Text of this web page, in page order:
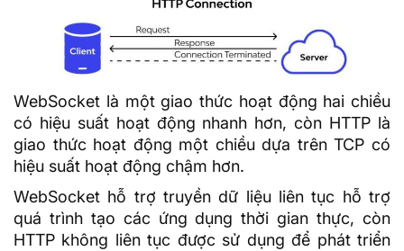
WebSocket là một giao thức hoạt động hai chiều
có hiệu suất hoạt động nhanh hơn, còn HTTP là
giao thức hoạt động một chiều dựa trên TCP có
hiệu suất hoạt động chậm hơn.
WebSocket hỗ trợ truyền dữ liệu liên tục hỗ trợ
quá trình tạo các ứng dụng thời gian thực, còn
HTTP không liên tục được sử dụng để phát triển